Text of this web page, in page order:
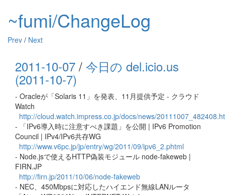
~fumi/ChangeLog
Prev / Next
2011-10-07 / 今日の del.icio.us
(2011-10-7)
- Oracleが「Solaris 11」を発表、11月提供予定 - クラウド
Watch
http://cloud.watch.impress.co.jp/docs/news/
- 「IPv6導入時に注意すべき課題」を公開 | IPv6 Promotion
Council | IPv4/IPv6共存WG
http://www.v6pc.jp/jp/entry/wg/2011/09/ipv6_2.phtml
- Node.jsで使えるHTTP偽装モジュール node-fakeweb |
FIRN.JP
http://firn.jp/2011/10/06/node-fakeweb
- NEC、450Mbpsに対応したハイエンド無線LANルータ